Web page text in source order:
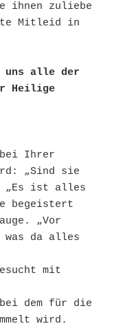
ihnen zuliebe
Mitleid in
uns alle der
Heilige
bei Ihrer
„Sind sie
„Es ist alles
begeistert
„Vor
was da alles
mit
dem für die
wird.